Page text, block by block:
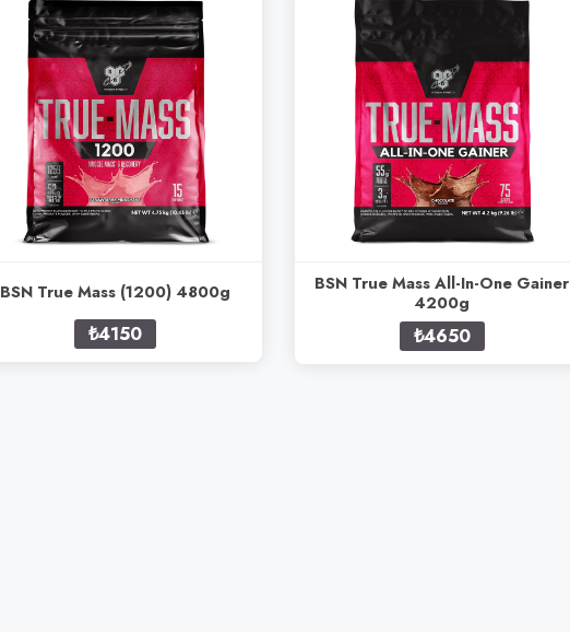
BSN True Mass (1200) 4800g
₺4150
BSN True Mass All-In-One Gainer
4200g
₺4650